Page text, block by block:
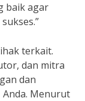
baik agar
terkait.
dan mitra
dan
Menurut